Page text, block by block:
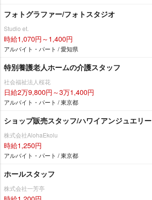
フォトグラファー/フォトスタジオ
Studio et.
時給1,070円～1,400円
アルバイト・パート / 愛知県
特別養護老人ホームの介護スタッフ
社会福祉法人桜花
日給2万9,800円～3万1,400円
アルバイト・パート / 東京都
ショップ販売スタッフ/ハワイアンジュエリー
株式会社AlohaEkolu
時給1,250円
アルバイト・パート / 東京都
ホールスタッフ
株式会社一芳亭